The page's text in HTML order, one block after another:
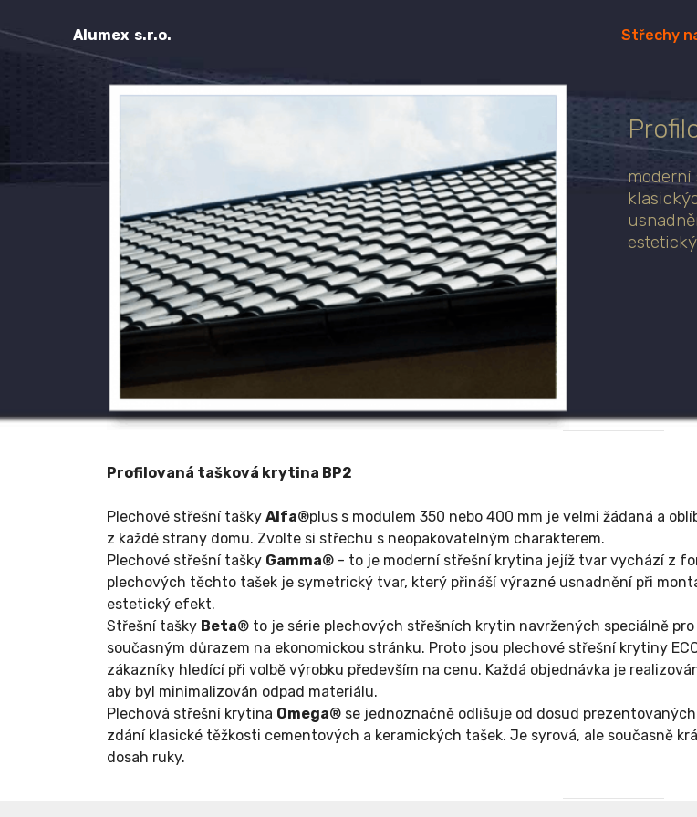
Alumex s.r.o. Střechy
moderní
Profilovaná tašková krytina BP2
Plechové střešní tašky Alfa®plus s modulem 350 nebo 400 mm je velmi žádaná a
z každé strany domu. Zvolte si střechu s neopakovatelným charakterem.
Plechové střešní tašky Gamma® - to je moderní střešní krytina jejíž tvar vychází z
plechových těchto tašek je symetrický tvar, který přináší výrazné usnadnění při
estetický efekt.
Střešní tašky Beta® to je série plechových střešních krytin navržených speciálně
současným důrazem na ekonomickou stránku. Proto jsou plechové střešní krytiny
zákazníky hledící při volbě výrobku především na cenu. Každá objednávka je
aby byl minimalizován odpad materiálu.
Plechová střešní krytina Omega® se jednoznačně odlišuje od dosud
zdání klasické těžkosti cementových a keramických tašek. Je syrová, ale současně
dosah ruky.